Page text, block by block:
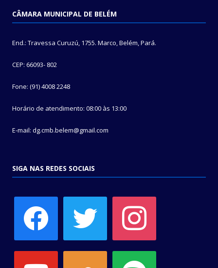
CÂMARA MUNICIPAL DE BELÉM
End.: Travessa Curuzú, 1755. Marco, Belém, Pará.
CEP: 66093- 802
Fone: (91) 4008 2248
Horário de atendimento: 08:00 às 13:00
E-mail: dg.cmb.belem@gmail.com
SIGA NAS REDES SOCIAIS